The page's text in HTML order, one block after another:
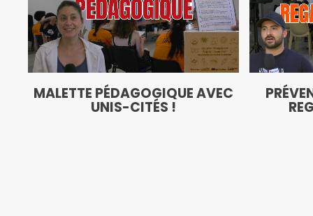
MALETTE PÉDAGOGIQUE AVEC
UNIS-CITÉS !